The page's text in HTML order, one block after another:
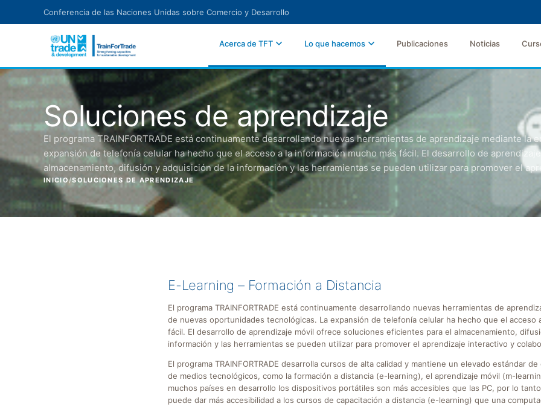
Conferencia de las Naciones Unidas sobre Comercio y Desarrollo
Acerca de TFT Lo que hacemos Publicaciones Noticias
Soluciones de aprendizaje
El programa TRAINFORTRADE está continuamente desarrollando nuevas herramientas de aprendizaje mediante
expansión de telefonía celular ha hecho que el acceso a la información mucho más fácil. El desarrollo de
almacenamiento, difusión y adquisición de la información y las herramientas se pueden utilizar para promover el
INICIO/SOLUCIONES DE APRENDIZAJE
E-Learning – Formación a Distancia
El programa TRAINFORTRADE está continuamente desarrollando nuevas herramientas de
de nuevas oportunidades tecnológicas. La expansión de telefonía celular ha hecho que el acceso
fácil. El desarrollo de aprendizaje móvil ofrece soluciones eficientes para el almacenamiento,
información y las herramientas se pueden utilizar para promover el aprendizaje interactivo y
El programa TRAINFORTRADE desarrolla cursos de alta calidad y mantiene un elevado estándar
de medios tecnológicos, como la formación a distancia (e-learning), el aprendizaje móvil (m-
muchos países en desarrollo los dispositivos portátiles son más accesibles que las PC, por lo
puede dar más accesibilidad a los cursos de capacitación a distancia (e-learning) que una